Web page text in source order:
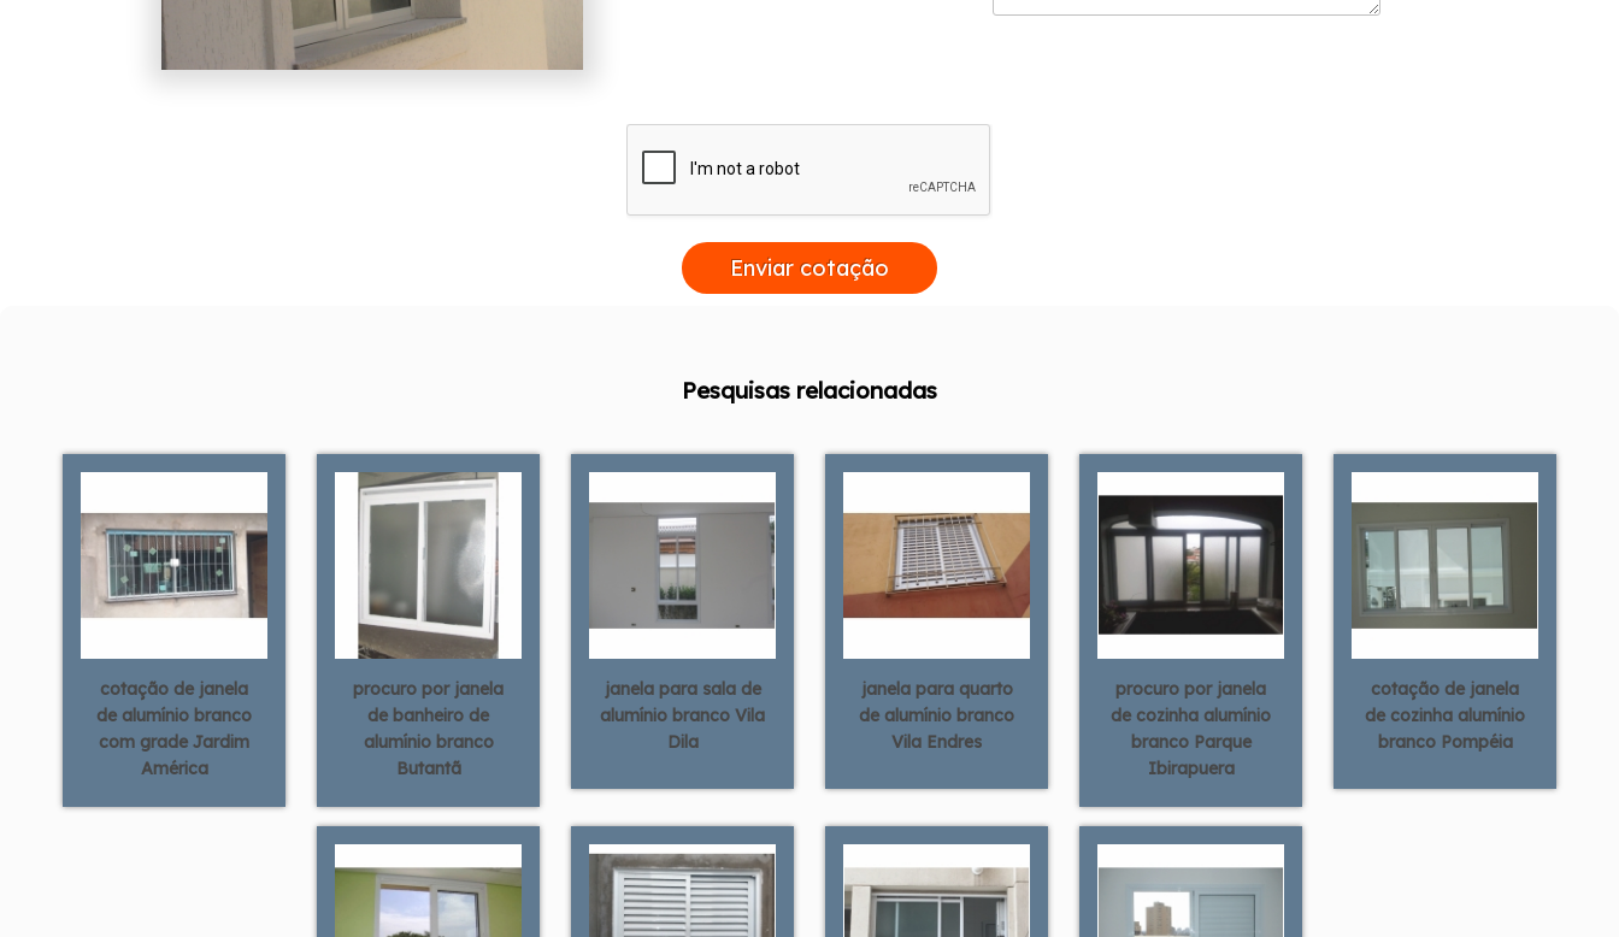
Enviar cotação
Pesquisas relacionadas
cotação de janela
de alumínio branco
com grade Jardim
América
procuro por janela
de banheiro de
alumínio branco
Butantã
janela para sala de
alumínio branco Vila
Dila
janela para quarto
de alumínio branco
Vila Endres
procuro por janela
de cozinha alumínio
branco Parque
Ibirapuera
cotação de janela
de cozinha alumínio
branco Pompéia